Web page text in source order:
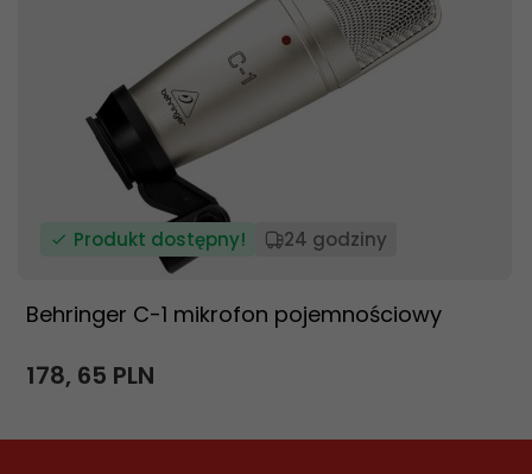
Produkt dostępny! 24 godziny
Behringer C-1 mikrofon pojemnościowy
178, 65 PLN